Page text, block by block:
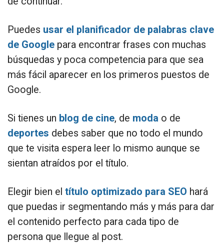
Puedes usar el planificador de palabras clave
de Google para encontrar frases con muchas
búsquedas y poca competencia para que sea
más fácil aparecer en los primeros puestos de
Google.
Si tienes un blog de cine, de moda o de
deportes debes saber que no todo el mundo
que te visita espera leer lo mismo aunque se
sientan atraídos por el título.
Elegir bien el título optimizado para SEO hará
que puedas ir segmentando más y más para dar
el contenido perfecto para cada tipo de
persona que llegue al post.